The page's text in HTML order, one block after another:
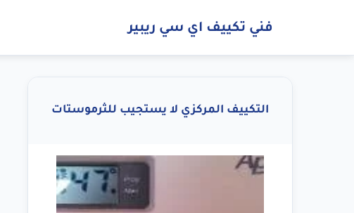
فني تكييف اي سي ريبير
التكييف المركزي لا يستجيب للثرموستات